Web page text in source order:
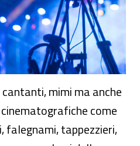
mimi ma anche
come
falegnami, tappezzieri,